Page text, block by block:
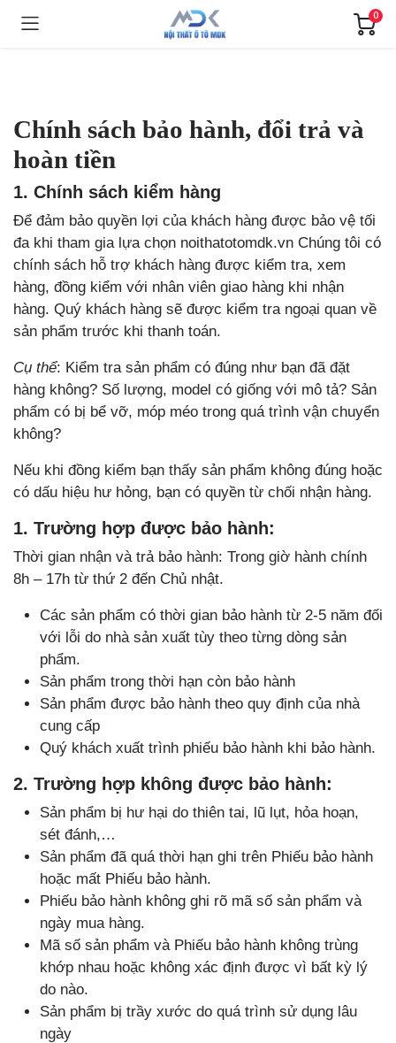
0
Chính sách bảo hành, đổi trả và
hoàn tiền
1. Chính sách kiểm hàng
Để đảm bảo quyền lợi của khách hàng được bảo vệ tối
đa khi tham gia lựa chọn noithatotomdk.vn Chúng tôi có
chính sách hỗ trợ khách hàng được kiểm tra, xem
hàng, đồng kiểm với nhân viên giao hàng khi nhận
hàng. Quý khách hàng sẽ được kiểm tra ngoại quan về
sản phẩm trước khi thanh toán.
Cụ thể: Kiểm tra sản phẩm có đúng như bạn đã đặt
hàng không? Số lượng, model có giống với mô tả? Sản
phẩm có bị bể vỡ, móp méo trong quá trình vận chuyển
không?
Nếu khi đồng kiểm bạn thấy sản phẩm không đúng hoặc
có dấu hiệu hư hỏng, bạn có quyền từ chối nhận hàng.
1. Trường hợp được bảo hành:
Thời gian nhận và trả bảo hành: Trong giờ hành chính
8h – 17h từ thứ 2 đến Chủ nhật.
Các sản phẩm có thời gian bảo hành từ 2-5 năm đối
với lỗi do nhà sản xuất tùy theo từng dòng sản
phẩm.
Sản phẩm trong thời hạn còn bảo hành
Sản phẩm được bảo hành theo quy định của nhà
cung cấp
Quý khách xuất trình phiếu bảo hành khi bảo hành.
2. Trường hợp không được bảo hành:
Sản phẩm bị hư hại do thiên tai, lũ lụt, hỏa hoạn,
sét đánh,…
Sản phẩm đã quá thời hạn ghi trên Phiếu bảo hành
hoặc mất Phiếu bảo hành.
Phiếu bảo hành không ghi rõ mã số sản phẩm và
ngày mua hàng.
Mã số sản phẩm và Phiếu bảo hành không trùng
khớp nhau hoặc không xác định được vì bất kỳ lý
do nào.
Sản phẩm bị trầy xước do quá trình sử dụng lâu
ngày